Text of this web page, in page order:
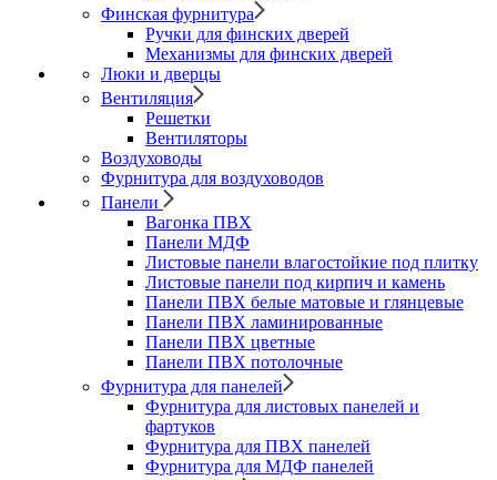
Финская фурнитура
Ручки для финских дверей
Механизмы для финских дверей
Люки и дверцы
Вентиляция
Решетки
Вентиляторы
Воздуховоды
Фурнитура для воздуховодов
Панели
Вагонка ПВХ
Панели МДФ
Листовые панели влагостойкие под плитку
Листовые панели под кирпич и камень
Панели ПВХ белые матовые и глянцевые
Панели ПВХ ламинированные
Панели ПВХ цветные
Панели ПВХ потолочные
Фурнитура для панелей
Фурнитура для листовых панелей и
фартуков
Фурнитура для ПВХ панелей
Фурнитура для МДФ панелей